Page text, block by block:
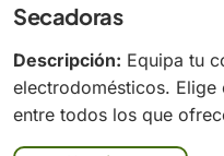
Secadoras
Descripción: Equipa tu
electrodomésticos. Elige
entre todos los que